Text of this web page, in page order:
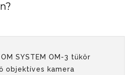
SYSTEM OM-3 tükör
objektíves kamera